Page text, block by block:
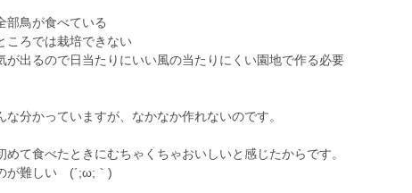
部鳥が食べている
ころでは栽培できない
が出るので日当たりにいい風の当たりにくい園地で作る必要
分かっていますが、なかなか作れないのです。
て食べたときにむちゃくちゃおいしいと感じたからです。
が難しい (´;ω;｀)